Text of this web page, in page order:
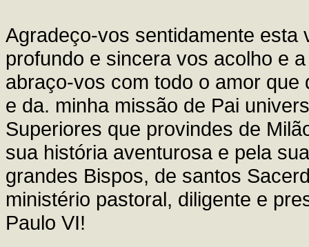
Agradeço-vos sentidamente esta
profundo e sincera vos acolho e
abraço-vos com todo o amor
e da. minha missão de Pai
Superiores que provindes de
sua história aventurosa e pela
grandes Bispos, de santos
ministério pastoral, diligente e
Paulo VI!